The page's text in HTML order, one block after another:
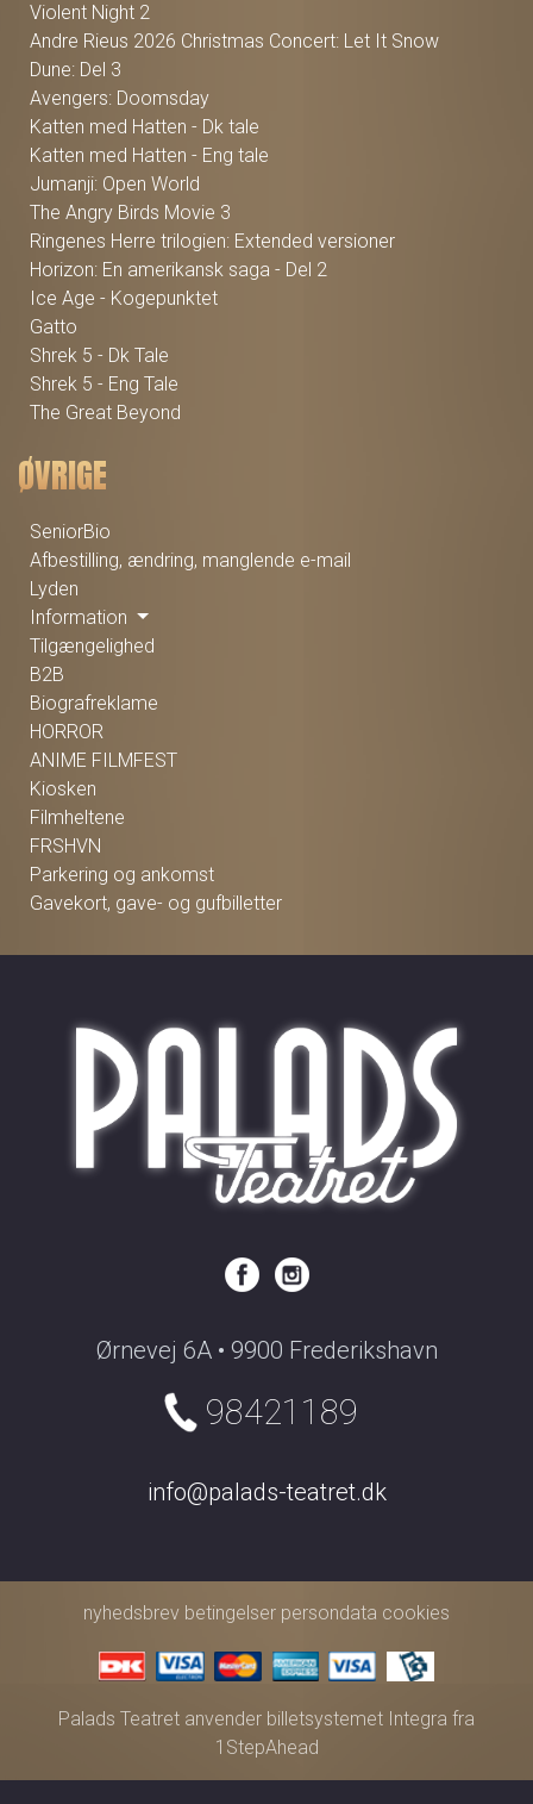
Violent Night 2
Andre Rieus 2026 Christmas Concert: Let It Snow
Dune: Del 3
Avengers: Doomsday
Katten med Hatten - Dk tale
Katten med Hatten - Eng tale
Jumanji: Open World
The Angry Birds Movie 3
Ringenes Herre trilogien: Extended versioner
Horizon: En amerikansk saga - Del 2
Ice Age - Kogepunktet
Gatto
Shrek 5 - Dk Tale
Shrek 5 - Eng Tale
The Great Beyond
ØVRIGE
SeniorBio
Afbestilling, ændring, manglende e-mail
Lyden
Information
Tilgængelighed
B2B
Biografreklame
HORROR
ANIME FILMFEST
Kiosken
Filmheltene
FRSHVN
Parkering og ankomst
Gavekort, gave- og gufbilletter
Ørnevej 6A • 9900 Frederikshavn
98421189
info@palads-teatret.dk
nyhedsbrev betingelser persondata cookies
Palads Teatret anvender billetsystemet Integra fra
1StepAhead